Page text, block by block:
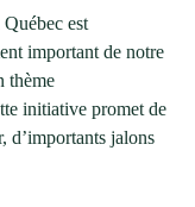
est
important de notre
thème
initiative promet de
d’importants jalons